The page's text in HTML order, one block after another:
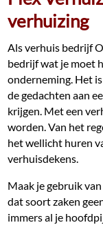
verhuizing
Als verhuis bedrijf
bedrijf wat je moet
onderneming. Het
de gedachten aan
krijgen. Met een
worden. Van het
het wellicht huren
verhuisdekens.
Maak je gebruik
dat soort zaken
immers al je